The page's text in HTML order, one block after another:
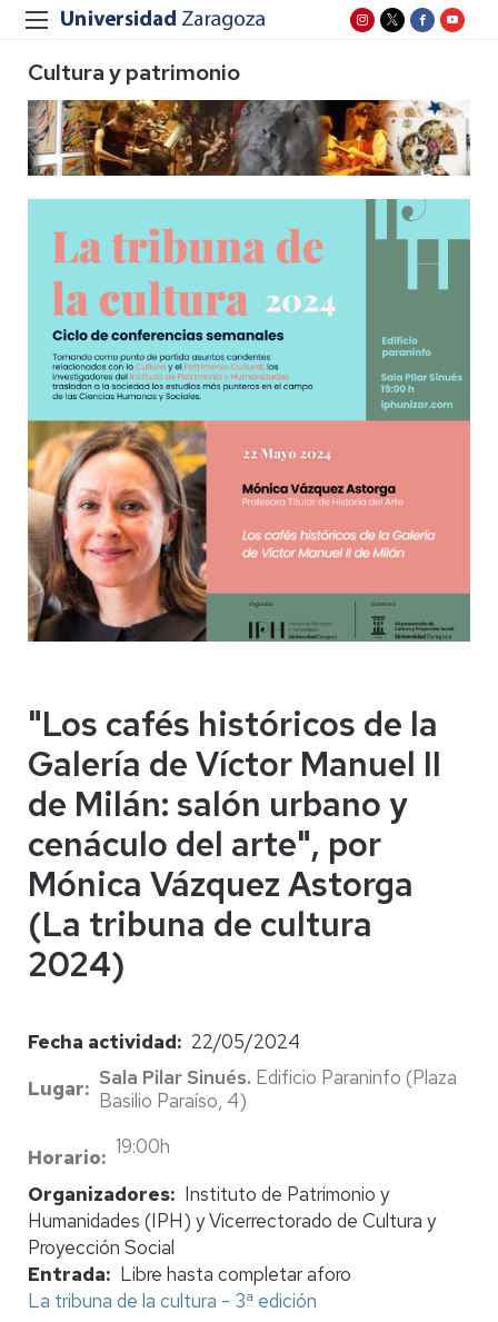
Cultura y patrimonio
"Los cafés históricos de la
Galería de Víctor Manuel II
de Milán: salón urbano y
cenáculo del arte", por
Mónica Vázquez Astorga
(La tribuna de cultura
2024)
Fecha actividad
22/05/2024
Lugar
Sala Pilar Sinués. Edificio Paraninfo (Plaza
Basilio Paraíso, 4)
Horario
19:00h
Organizadores
Instituto de Patrimonio y
Humanidades (IPH) y Vicerrectorado de Cultura y
Proyección Social
Entrada
Libre hasta completar aforo
La tribuna de la cultura - 3ª edición